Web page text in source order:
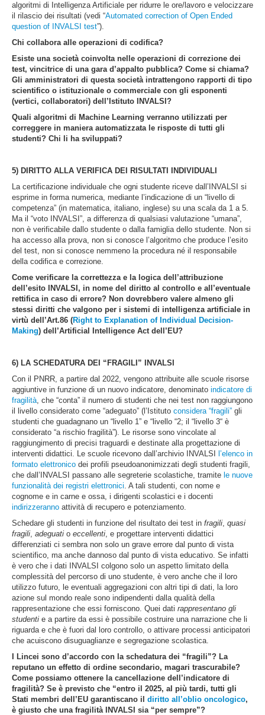
algoritmi di Intelligenza Artificiale per ridurre le ore/lavoro e velocizzare
il rilascio dei risultati (vedi “Automated correction of Open Ended
question of INVALSI test”).
Chi collabora alle operazioni di codifica?
Esiste una società coinvolta nelle operazioni di correzione dei
test, vincitrice di una gara d’appalto pubblica? Come si chiama?
Gli amministratori di questa società intrattengono rapporti di tipo
scientifico o istituzionale o commerciale con gli esponenti
(vertici, collaboratori) dell’Istituto INVALSI?
Quali algoritmi di Machine Learning verranno utilizzati per
correggere in maniera automatizzata le risposte di tutti gli
studenti? Chi li ha sviluppati?
5) DIRITTO ALLA VERIFICA DEI RISULTATI INDIVIDUALI
La certificazione individuale che ogni studente riceve dall’INVALSI si
esprime in forma numerica, mediante l’indicazione di un “livello di
competenza” (in matematica, italiano, inglese) su una scala da 1 a 5.
Ma il “voto INVALSI”, a differenza di qualsiasi valutazione “umana”,
non è verificabile dallo studente o dalla famiglia dello studente. Non si
ha accesso alla prova, non si conosce l’algoritmo che produce l’esito
del test, non si conosce nemmeno la procedura né il responsabile
della codifica e correzione.
Come verificare la correttezza e la logica dell’attribuzione
dell’esito INVALSI, in nome del diritto al controllo e all’eventuale
rettifica in caso di errore? Non dovrebbero valere almeno gli
stessi diritti che valgono per i sistemi di intelligenza artificiale in
virtù dell’Art.86 (Right to Explanation of Individual Decision-
Making) dell’Artificial Intelligence Act dell’EU?
6) LA SCHEDATURA DEI “FRAGILI” INVALSI
Con il PNRR, a partire dal 2022, vengono attribuite alle scuole risorse
aggiuntive in funzione di un nuovo indicatore, denominato indicatore di
fragilità, che “conta” il numero di studenti che nei test non raggiungono
il livello considerato come “adeguato” (l’Istituto considera “fragili” gli
studenti che guadagnano un “livello 1” e “livello “2; il “livello 3“ è
considerato “a rischio fragilità”). Le risorse sono vincolate al
raggiungimento di precisi traguardi e destinate alla progettazione di
interventi didattici. Le scuole ricevono dall’archivio INVALSI
l’elenco in
formato elettronico dei profili pseudoanonimizzati degli studenti fragili,
che dall’INVALSI passano alle segreterie scolastiche, tramite le nuove
funzionalità dei registri elettronici. A tali studenti, con nome e
cognome e in carne e ossa, i dirigenti scolastici e i docenti
indirizzeranno attività di recupero e potenziamento.
Schedare gli studenti in funzione del risultato dei test in fragili, quasi
fragili, adeguati o eccellenti, e progettare interventi didattici
differenziati ci sembra non solo un grave errore dal punto di vista
scientifico, ma anche dannoso dal punto di vista educativo. Se infatti
è vero che i dati INVALSI colgono solo un aspetto limitato della
complessità del percorso di uno studente, è vero anche che il loro
utilizzo futuro, le eventuali aggregazioni con altri tipi di dati, la loro
azione sul mondo reale sono indipendenti dalla qualità della
rappresentazione che essi forniscono. Quei dati rappresentano gli
studenti e a partire da essi è possibile costruire una narrazione che li
riguarda e che è fuori dal loro controllo, o attivare processi anticipatori
che acuiscono disuguaglianze e segregazione scolastica.
I Lincei sono d’accordo con la schedatura dei “fragili”? La
reputano un effetto di ordine secondario, magari trascurabile?
Come possiamo ottenere la cancellazione dell’indicatore di
fragilità? Se è previsto che “entro il 2025, al più tardi, tutti gli
Stati membri dell’EU garantiscano il diritto all’oblio oncologico,
è giusto che una fragilità INVALSI sia “per sempre”?